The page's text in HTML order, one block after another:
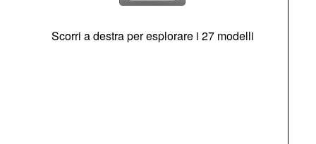
Scorri a destra per esplorare i 27 modelli